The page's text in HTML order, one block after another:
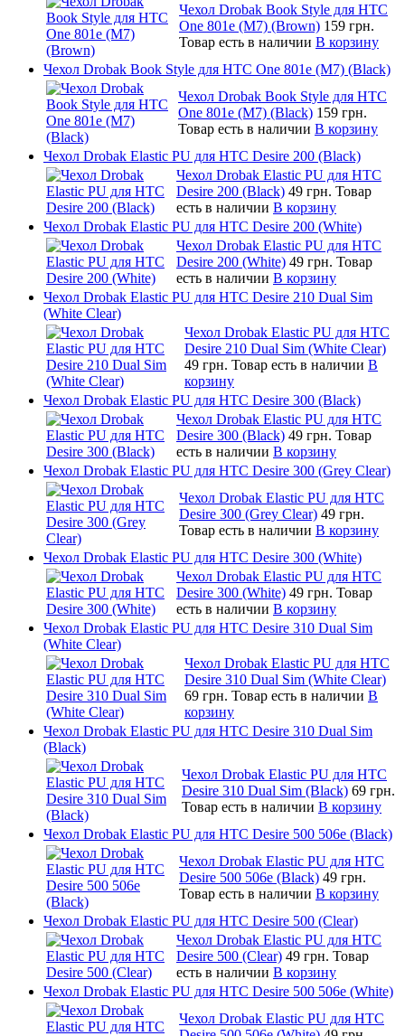
Чехол Drobak Book Style для HTC
One 801e (M7) (Brown) 159 грн.
Товар есть в наличии В корзину
Чехол Drobak Book Style для HTC One 801e (M7) (Black)
Чехол Drobak Book Style для HTC
One 801e (M7) (Black) 159 грн.
Товар есть в наличии В корзину
Чехол Drobak Elastic PU для HTC Desire 200 (Black)
Чехол Drobak Elastic PU для HTC
Desire 200 (Black) 49 грн. Товар
есть в наличии В корзину
Чехол Drobak Elastic PU для HTC Desire 200 (White)
Чехол Drobak Elastic PU для HTC
Desire 200 (White) 49 грн. Товар
есть в наличии В корзину
Чехол Drobak Elastic PU для HTC Desire 210 Dual Sim
(White Clear)
Чехол Drobak Elastic PU для HTC
Desire 210 Dual Sim (White Clear)
49 грн. Товар есть в наличии В
корзину
Чехол Drobak Elastic PU для HTC Desire 300 (Black)
Чехол Drobak Elastic PU для HTC
Desire 300 (Black) 49 грн. Товар
есть в наличии В корзину
Чехол Drobak Elastic PU для HTC Desire 300 (Grey Clear)
Чехол Drobak Elastic PU для HTC
Desire 300 (Grey Clear) 49 грн.
Товар есть в наличии В корзину
Чехол Drobak Elastic PU для HTC Desire 300 (White)
Чехол Drobak Elastic PU для HTC
Desire 300 (White) 49 грн. Товар
есть в наличии В корзину
Чехол Drobak Elastic PU для HTC Desire 310 Dual Sim
(White Clear)
Чехол Drobak Elastic PU для HTC
Desire 310 Dual Sim (White Clear)
69 грн. Товар есть в наличии В
корзину
Чехол Drobak Elastic PU для HTC Desire 310 Dual Sim
(Black)
Чехол Drobak Elastic PU для HTC
Desire 310 Dual Sim (Black) 69 грн.
Товар есть в наличии В корзину
Чехол Drobak Elastic PU для HTC Desire 500 506e (Black)
Чехол Drobak Elastic PU для HTC
Desire 500 506e (Black) 49 грн.
Товар есть в наличии В корзину
Чехол Drobak Elastic PU для HTC Desire 500 (Clear)
Чехол Drobak Elastic PU для HTC
Desire 500 (Clear) 49 грн. Товар
есть в наличии В корзину
Чехол Drobak Elastic PU для HTC Desire 500 506e (White)
Чехол Drobak Elastic PU для HTC